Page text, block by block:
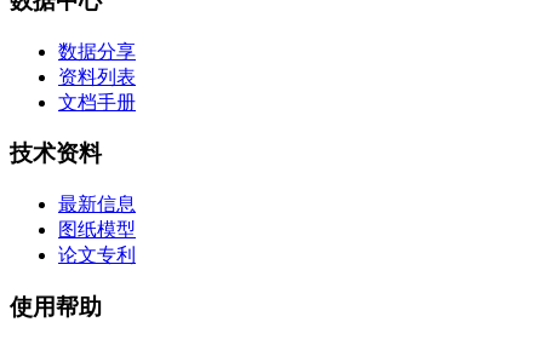
数据分享
资料列表
文档手册
技术资料
最新信息
图纸模型
论文专利
使用帮助